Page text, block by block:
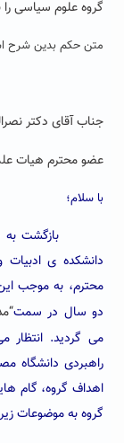
گروه علوم سیاسی
متن حکم بدین شرح
جناب آقای دکتر
عضو محترم هیات
با سلام؛
دانشکده ی ادبیات
محترم، به موجب
دو سال در سمت
می گردید. انتظار
اهداف گروه، گام
گروه به موضوعات